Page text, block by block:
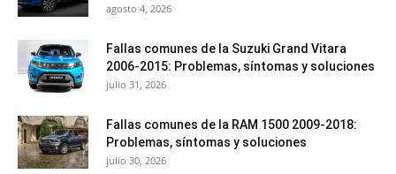
agosto 4, 2026
Fallas comunes de la Suzuki Grand Vitara
2006-2015: Problemas, síntomas y soluciones
julio 31, 2026
Fallas comunes de la RAM 1500 2009-2018:
Problemas, síntomas y soluciones
julio 30, 2026